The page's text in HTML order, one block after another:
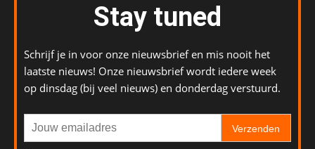
Stay tuned
Schrijf je in voor onze nieuwsbrief en mis nooit het
laatste nieuws! Onze nieuwsbrief wordt iedere week
op dinsdag (bij veel nieuws) en donderdag verstuurd.
Verzenden